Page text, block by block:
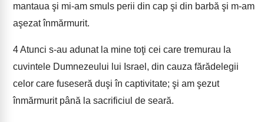
mantaua şi mi-am smuls perii din cap şi din barbă şi m-am
aşezat înmărmurit.
4Atunci s-au adunat la mine toţi cei care tremurau la
cuvintele Dumnezeului lui Israel, din cauza fărădelegii
celor care fuseseră duşi în captivitate; şi am şezut
înmărmurit până la sacrificiul de seară.